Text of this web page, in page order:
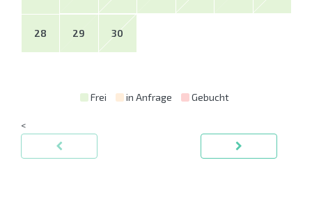
28 29 30
Frei in Anfrage Gebucht
<